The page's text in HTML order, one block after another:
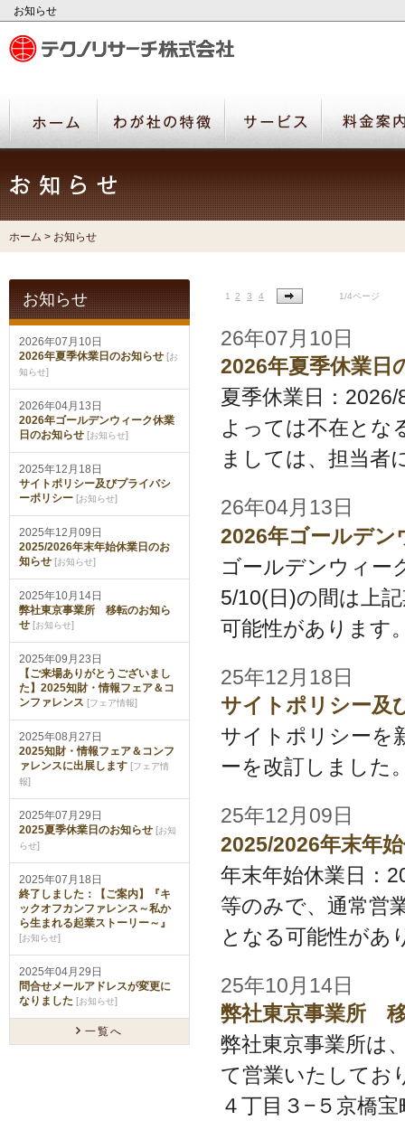
お知らせ
ホーム > お知らせ
1 2 3 4 1/4ページ
26年07月10日
2026年夏季休業日
夏季休業日：
よっては不在とな
ましては、担当者
26年04月13日
2026年ゴールデン
ゴールデンウィー
5/10(日)の間は上
可能性があります
25年12月18日
サイトポリシー及
サイトポリシーを
ーを改訂しました
25年12月09日
2025/2026年末年
年末年始休業日：
等のみで、通常営
となる可能性があ
25年10月14日
弊社東京事業所
弊社東京事業所は
て営業いたしてお
４丁目３−５京橋
お知らせ
2026年07月10日
2026年夏季休業日のお知らせ [お
知らせ]
2026年04月13日
2026年ゴールデンウィーク休業
日のお知らせ [お知らせ]
2025年12月18日
サイトポリシー及びプライバシ
ーポリシー [お知らせ]
2025年12月09日
2025/2026年末年始休業日のお
知らせ [お知らせ]
2025年10月14日
弊社東京事業所 移転のお知ら
せ [お知らせ]
2025年09月23日
【ご来場ありがとうございまし
た】2025知財・情報フェア＆コ
ンファレンス [フェア情報]
2025年08月27日
2025知財・情報フェア＆コンフ
ァレンスに出展します [フェア情
報]
2025年07月29日
2025夏季休業日のお知らせ [お知
らせ]
2025年07月18日
終了しました：【ご案内】『キ
ックオフカンファレンス～私か
ら生まれる起業ストーリー～』
[お知らせ]
2025年04月29日
問合せメールアドレスが変更に
なりました [お知らせ]
一覧へ